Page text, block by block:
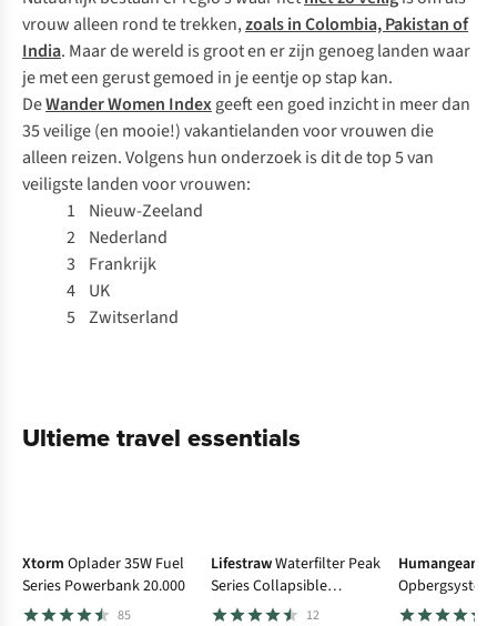
vrouw alleen rond te trekken,zoals in Colombia, Pakistan of
India. Maar de wereld is groot en er zijn genoeg landen waar
je met een gerust gemoed in je eentje op stap kan.
DeWander Women Indexgeeft een goed inzicht in meer dan
35 veilige (en mooie!) vakantielanden voor vrouwen die
alleen reizen. Volgens hun onderzoek is dit de top 5 van
veiligste landen voor vrouwen:
1 Nieuw-Zeeland
2 Nederland
3 Frankrijk
4 UK
5 Zwitserland
Ultieme travel essentials
Xtorm Oplader 35W Fuel
Series Powerbank 20.000
85
LifestrawWaterfilter Peak
Series Collapsible
Squeeze Bottle 1L
12
Humangear
3-Pack Medium